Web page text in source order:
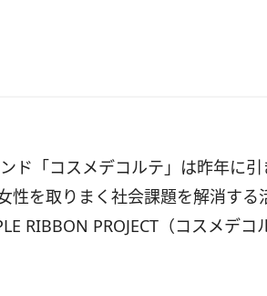
ド「コスメデコルテ」は昨年に引
性を取りまく社会課題を解消する
RIBBON PROJECT（コスメデ